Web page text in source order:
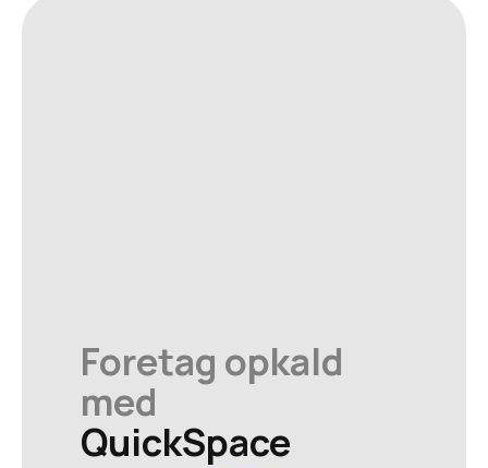
Foretag opkald
med
QuickSpace